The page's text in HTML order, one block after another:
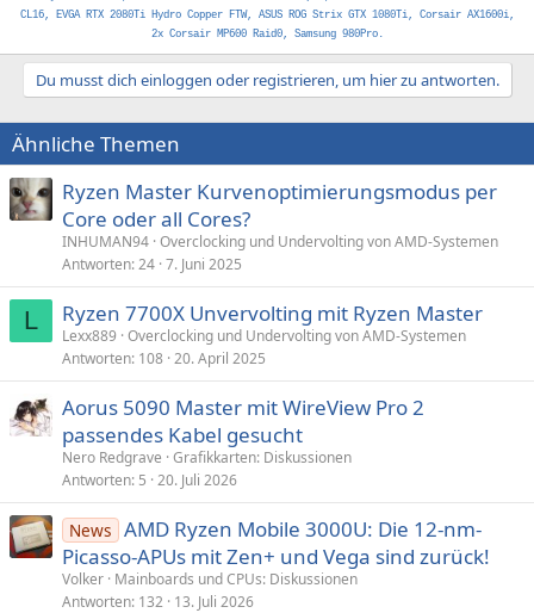
CL16, EVGA RTX 2080Ti Hydro Copper FTW, ASUS ROG Strix GTX 1080Ti, Corsair AX1600i,
2x Corsair MP600 Raid0, Samsung 980Pro.
Du musst dich einloggen oder registrieren, um hier zu antworten.
Ähnliche Themen
Ryzen Master Kurvenoptimierungsmodus per
Core oder all Cores?
INHUMAN94 Overclocking und Undervolting von AMD-Systemen
Antworten 24 7. Juni 2025
L Ryzen 7700X Unvervolting mit Ryzen Master
Lexx889 Overclocking und Undervolting von AMD-Systemen
Antworten 108 20. April 2025
Aorus 5090 Master mit WireView Pro 2
passendes Kabel gesucht
Nero Redgrave Grafikkarten: Diskussionen
Antworten 5 20. Juli 2026
News AMD Ryzen Mobile 3000U: Die 12-nm-
Picasso-APUs mit Zen+ und Vega sind zurück!
Volker Mainboards und CPUs: Diskussionen
Antworten 132 13. Juli 2026